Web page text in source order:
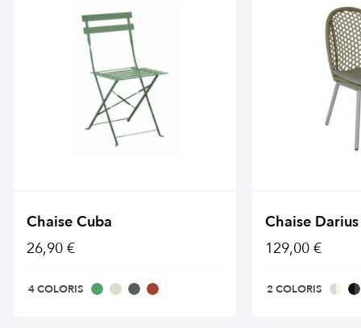
Chaise Cuba
26,90 €
4 COLORIS
Chaise Darius
129,00 €
2 COLORIS